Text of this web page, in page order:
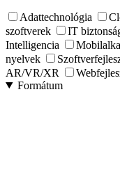
Adattechnológia
szoftverek
IT
Intelligencia
nyelvek
AR/VR/XR
Formátum